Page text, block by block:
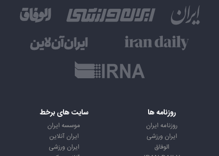
روزنامه ها
روزنامه ایران
ایران ورزشی
الوفاق
سایت های برخط
موسسه ایران
ایران آنلاین
ایران ورزشی